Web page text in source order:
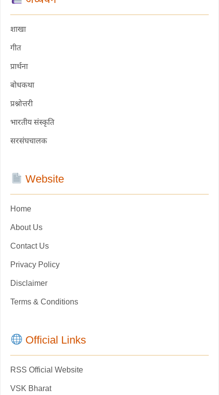
शाखा
गीत
प्रार्थना
बोधकथा
प्रश्नोत्तरी
भारतीय संस्कृति
सरसंघचालक
Website
Home
About Us
Contact Us
Privacy Policy
Disclaimer
Terms & Conditions
Official Links
RSS Official Website
VSK Bharat